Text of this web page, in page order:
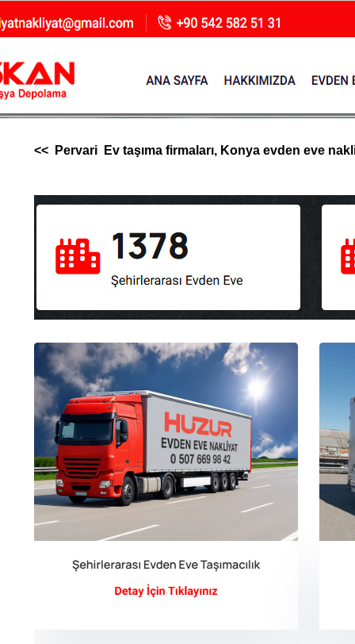
<< Pervari Ev taşıma firmaları, Konya evden eve